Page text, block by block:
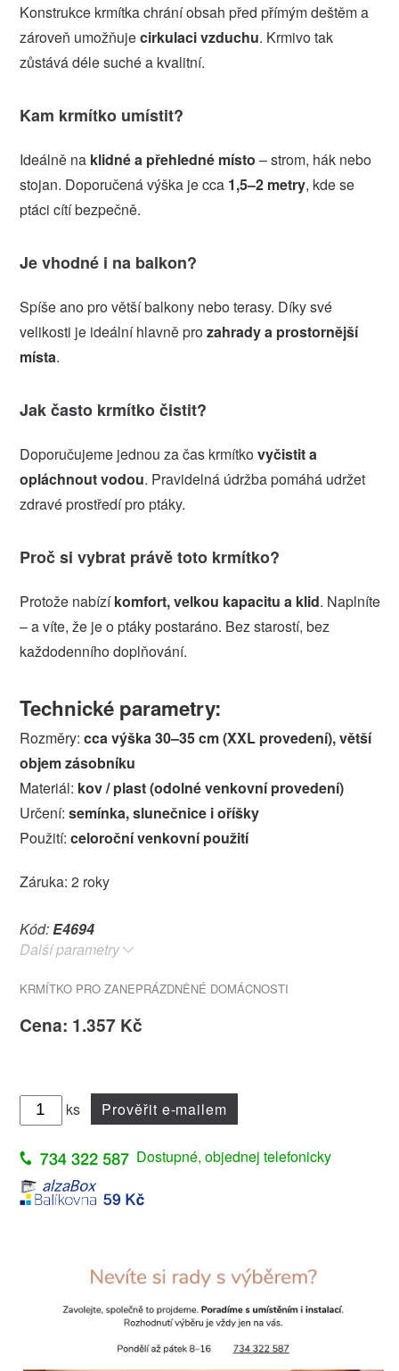
Konstrukce krmítka chrání obsah před přímým deštěm a
zároveň umožňujecirkulaci vzduchu. Krmivo tak
zůstává déle suché a kvalitní.
Kam krmítko umístit?
Ideálně na klidné a přehledné místo – strom, hák nebo
stojan. Doporučená výška je cca 1,5–2 metry, kde se
ptáci cítí bezpečně.
Je vhodné i na balkon?
Spíše ano pro větší balkony nebo terasy. Díky své
velikosti je ideální hlavně prozahrady a prostornější
místa.
Jak často krmítko čistit?
Doporučujeme jednou za čas krmítkovyčistit a
opláchnout vodou. Pravidelná údržba pomáhá udržet
zdravé prostředí pro ptáky.
Proč si vybrat právě toto krmítko?
Protože nabízíkomfort, velkou kapacitu a klid. Naplníte
– a víte, že je o ptáky postaráno. Bez starostí, bez
každodenního doplňování.
Technické parametry:
Rozměry: cca výška 30–35 cm (XXL provedení), větší
objem zásobníku
Materiál: kov / plast (odolné venkovní provedení)
Určení: semínka, slunečnice i oříšky
Použití: celoroční venkovní použití
Záruka: 2 roky
Kód:E4694
Další parametry
KRMÍTKO PRO ZANEPRÁZDNĚNÉ DOMÁCNOSTI
Cena: 1.357 Kč
ks Prověřit e-mailem
Dostupné, objednej telefonicky